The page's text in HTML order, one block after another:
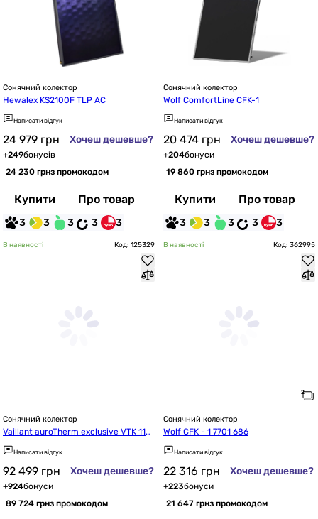
Сонячний колектор
Hewalex KS2100F TLP AC
Написати відгук
24 979 грн Хочеш дешевше?
+249бонусів
24 230 грнз промокодом
Купити Про товар
3 3 3 3 3
Сонячний колектор
Wolf ComfortLine CFK-1
Написати відгук
20 474 грн Хочеш дешевше?
+204бонуси
19 860 грнз промокодом
Купити Про товар
3 3 3 3 3
В наявності Код: 125329
Сонячний колектор
Vaillant auroTherm exclusive VTK 114
0/2
Написати відгук
92 499 грн Хочеш дешевше?
+924бонуси
89 724 грнз промокодом
В наявності Код: 362995
Сонячний колектор
Wolf CFK - 1 7701 686
Написати відгук
22 316 грн Хочеш дешевше?
+223бонуси
21 647 грнз промокодом